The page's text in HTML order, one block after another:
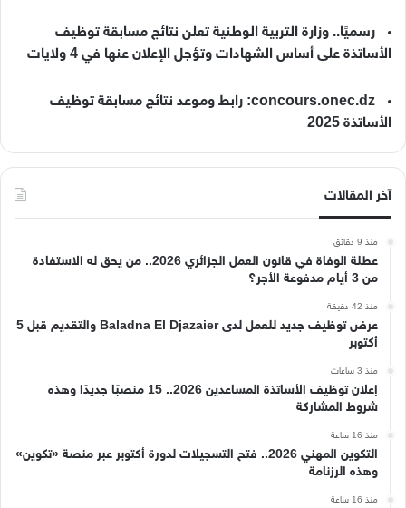
رسميًا.. وزارة التربية الوطنية تعلن نتائج مسابقة توظيف
الأساتذة على أساس الشهادات وتؤجل الإعلان عنها في 4 ولايات
concours.onec.dz: رابط وموعد نتائج مسابقة توظيف
الأساتذة 2025
آخر المقالات
منذ 9 دقائق
عطلة الوفاة في قانون العمل الجزائري 2026.. من يحق له الاستفادة
من 3 أيام مدفوعة الأجر؟
منذ 42 دقيقة
عرض توظيف جديد للعمل لدى Baladna El Djazaier والتقديم قبل 5
أكتوبر
منذ 3 ساعات
إعلان توظيف الأساتذة المساعدين 2026.. 15 منصبًا جديدًا وهذه
شروط المشاركة
منذ 16 ساعة
التكوين المهني 2026.. فتح التسجيلات لدورة أكتوبر عبر منصة «تكوين»
وهذه الرزنامة
منذ 16 ساعة